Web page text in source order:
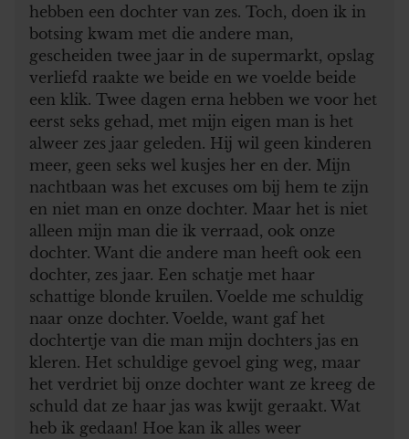
hebben een dochter van zes. Toch, doen ik in
botsing kwam met die andere man,
gescheiden twee jaar in de supermarkt, opslag
verliefd raakte we beide en we voelde beide
een klik. Twee dagen erna hebben we voor het
eerst seks gehad, met mijn eigen man is het
alweer zes jaar geleden. Hij wil geen kinderen
meer, geen seks wel kusjes her en der. Mijn
nachtbaan was het excuses om bij hem te zijn
en niet man en onze dochter. Maar het is niet
alleen mijn man die ik verraad, ook onze
dochter. Want die andere man heeft ook een
dochter, zes jaar. Een schatje met haar
schattige blonde kruilen. Voelde me schuldig
naar onze dochter. Voelde, want gaf het
dochtertje van die man mijn dochters jas en
kleren. Het schuldige gevoel ging weg, maar
het verdriet bij onze dochter want ze kreeg de
schuld dat ze haar jas was kwijt geraakt. Wat
heb ik gedaan! Hoe kan ik alles weer